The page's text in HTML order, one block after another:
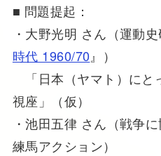
■ 問題提起：
・大野光明 さん（運動
時代 1960/70 』）
「日本（ヤマト）にと
視座」（仮）
・池田五律 さん（戦争
練馬アクション）